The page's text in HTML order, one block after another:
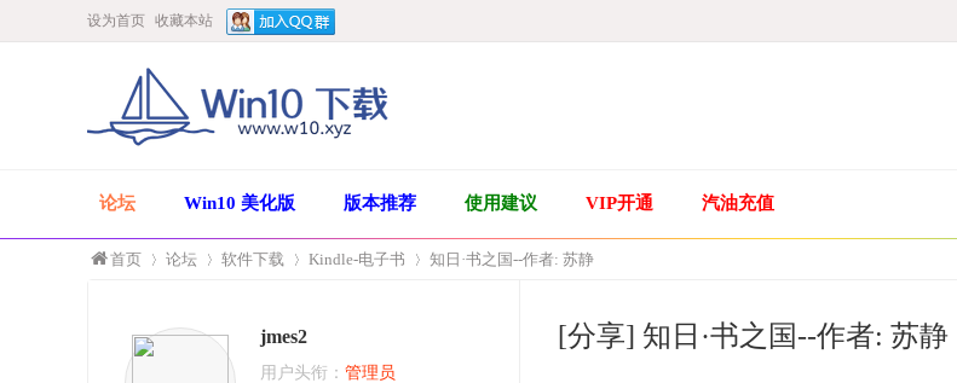
设为首页 收藏本站
论坛 Win10 美化版 版本推荐 使用建议 VIP开通 汽油充值
首页
»
论坛 软件下载
›
Kindle-电子书 知日·书之国--作者: 苏静
[分享] 知日·书之国--作者: 苏静
jmes2
用户头衔： 管理员